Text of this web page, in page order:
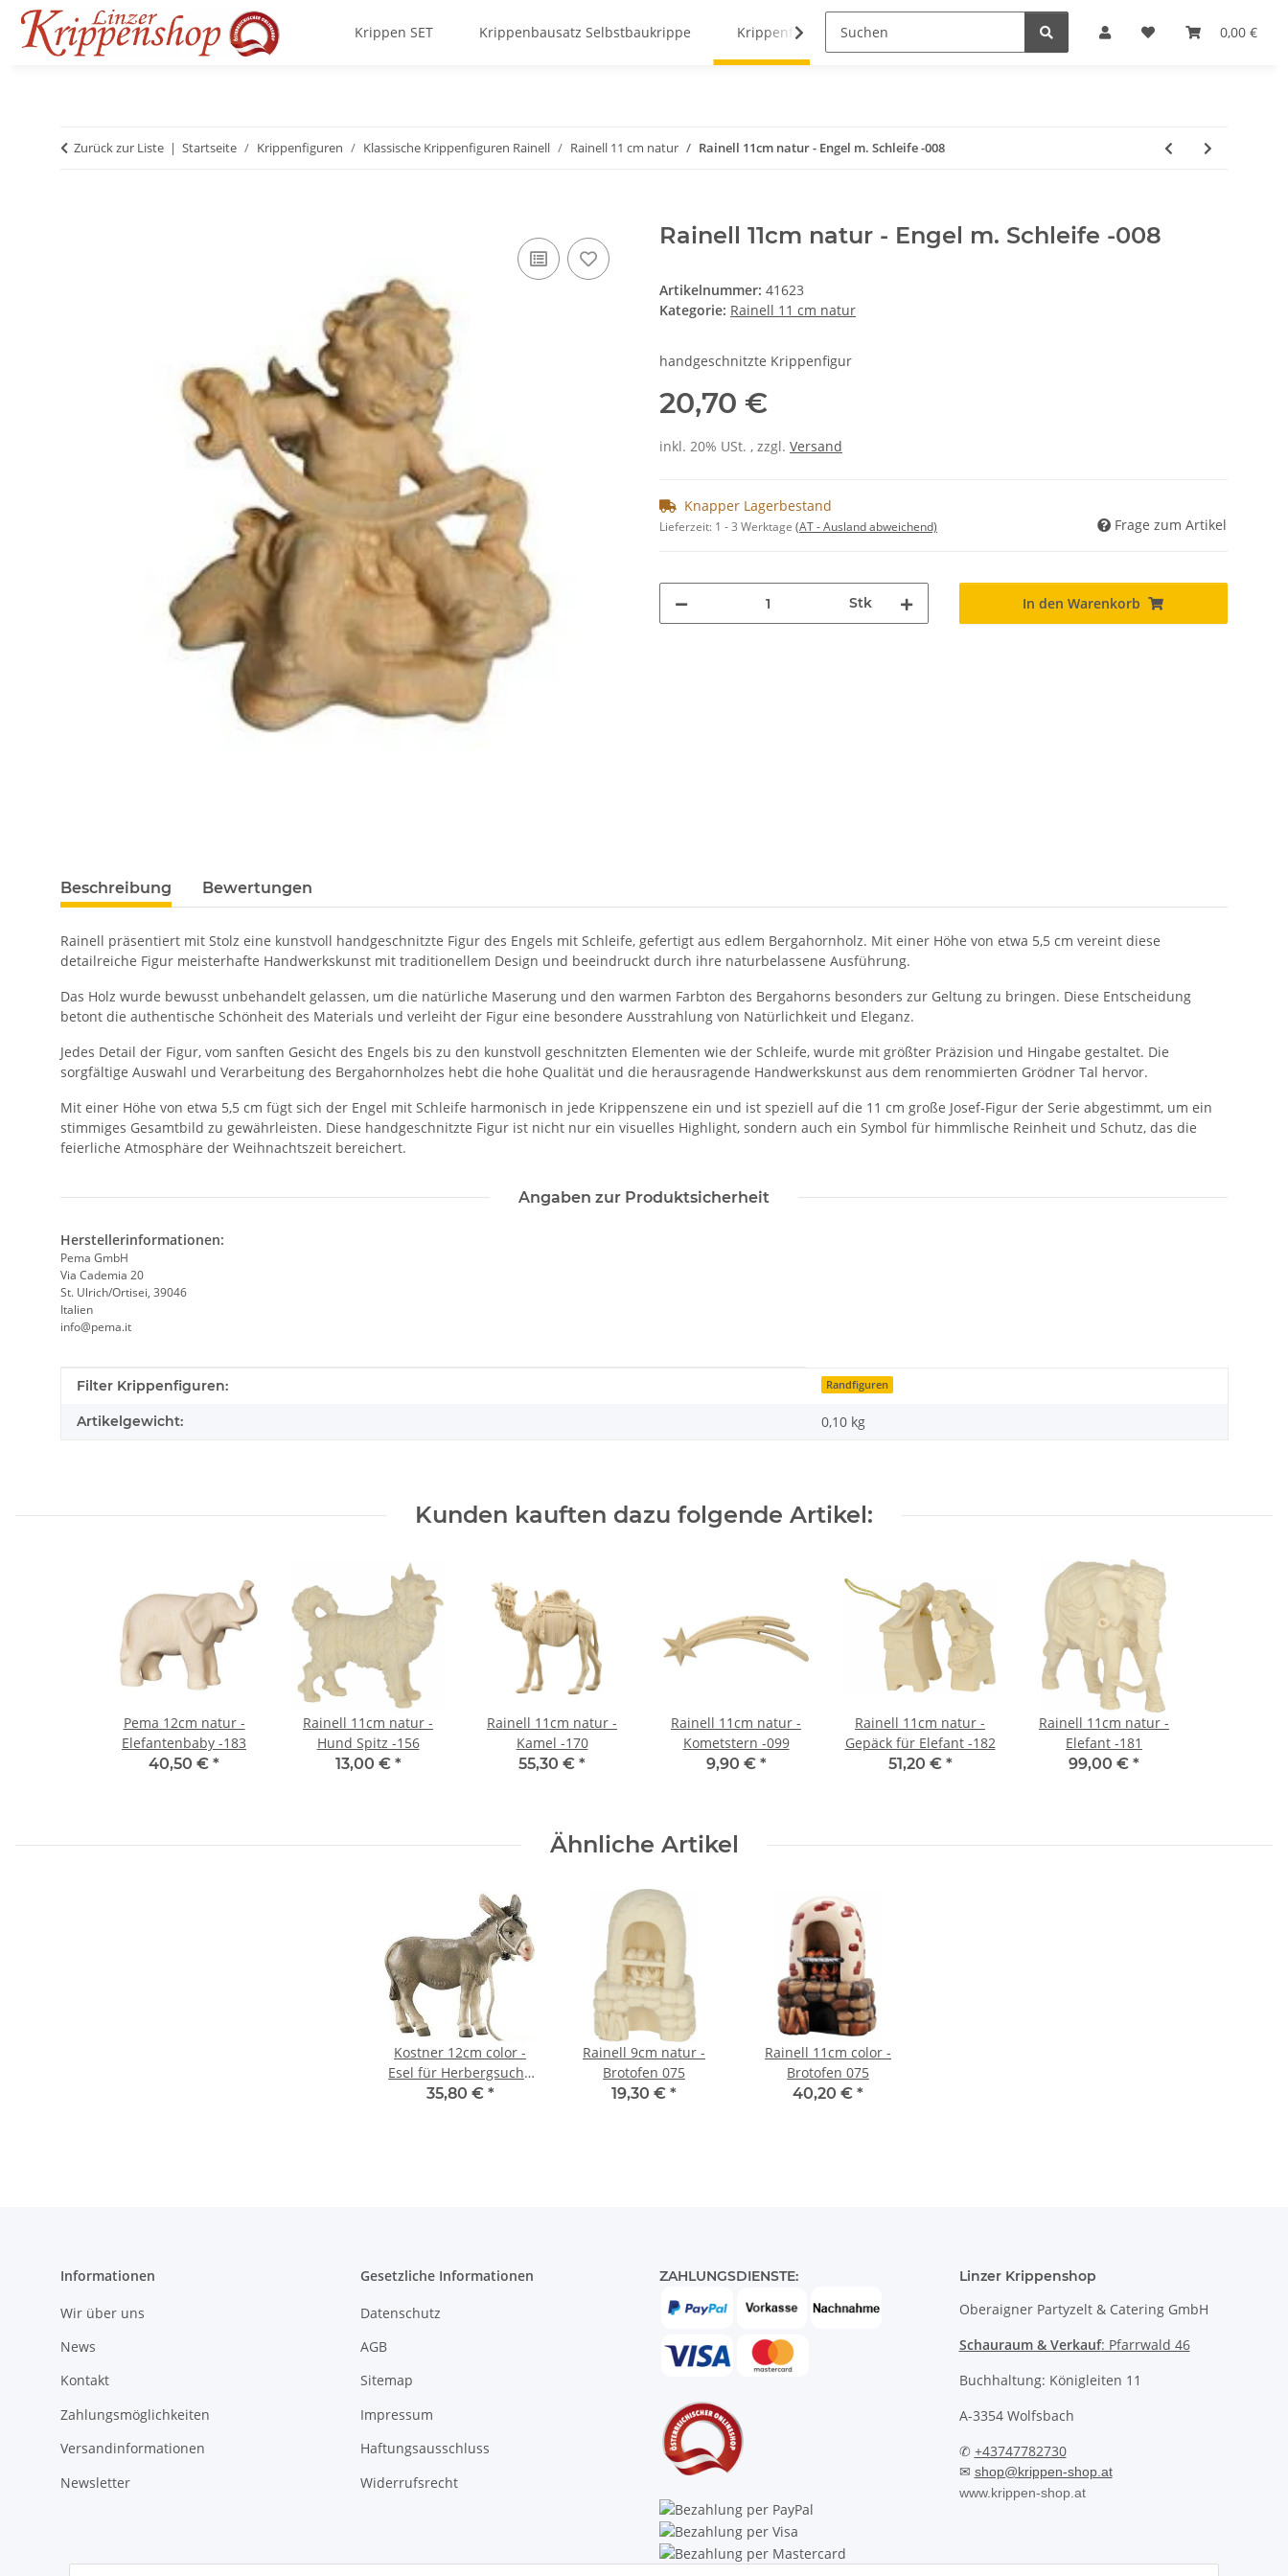
0,00 €
Krippen SET Krippenbausatz Selbstbaukrippe Krippenfiguren Krippenzubehör
Zurück zur Liste Startseite Krippenfiguren Klassische Krippenfiguren Rainell Rainell 11 cm natur Rainell 11cm natur - Engel m. Schleife -008
Rainell 11cm natur - Engel m. Schleife -008
Artikelnummer: 41623
Kategorie: Rainell 11 cm natur
handgeschnitzte Krippenfigur
20,70 €
inkl. 20% USt. , zzgl. Versand
Knapper Lagerbestand
Lieferzeit: 1 - 3 Werktage (AT - Ausland abweichend) Frage zum Artikel
Stk In den Warenkorb
Beschreibung Bewertungen
Rainell präsentiert mit Stolz eine kunstvoll handgeschnitzte Figur des Engels mit Schleife, gefertigt aus edlem Bergahornholz. Mit einer Höhe von etwa 5,5 cm vereint diese
detailreiche Figur meisterhafte Handwerkskunst mit traditionellem Design und beeindruckt durch ihre naturbelassene Ausführung.
Das Holz wurde bewusst unbehandelt gelassen, um die natürliche Maserung und den warmen Farbton des Bergahorns besonders zur Geltung zu bringen. Diese Entscheidung
betont die authentische Schönheit des Materials und verleiht der Figur eine besondere Ausstrahlung von Natürlichkeit und Eleganz.
Jedes Detail der Figur, vom sanften Gesicht des Engels bis zu den kunstvoll geschnitzten Elementen wie der Schleife, wurde mit größter Präzision und Hingabe gestaltet. Die
sorgfältige Auswahl und Verarbeitung des Bergahornholzes hebt die hohe Qualität und die herausragende Handwerkskunst aus dem renommierten Grödner Tal hervor.
Mit einer Höhe von etwa 5,5 cm fügt sich der Engel mit Schleife harmonisch in jede Krippenszene ein und ist speziell auf die 11 cm große Josef-Figur der Serie abgestimmt, um ein
stimmiges Gesamtbild zu gewährleisten. Diese handgeschnitzte Figur ist nicht nur ein visuelles Highlight, sondern auch ein Symbol für himmlische Reinheit und Schutz, das die
feierliche Atmosphäre der Weihnachtszeit bereichert.
Angaben zur Produktsicherheit
Herstellerinformationen:
Pema GmbH
Via Cademia 20
St. Ulrich/Ortisei, 39046
Italien
info@pema.it
Produkteigenschaft
Wert
Filter Krippenfiguren: Randfiguren
Artikelgewicht: 0,10 kg
Kunden kauften dazu folgende Artikel:
Pema 12cm natur -
Elefantenbaby -183
40,50 € *
Rainell 11cm natur -
Hund Spitz -156
13,00 € *
Rainell 11cm natur -
Kamel -170
55,30 € *
Rainell 11cm natur -
Kometstern -099
9,90 € *
Rainell 11cm natur -
Gepäck für Elefant -182
51,20 € *
Rainell 11cm natur -
Elefant -181
99,00 € *
Ähnliche Artikel
Kostner 12cm color -
Esel für Herbergsuche
-061
35,80 € *
Rainell 9cm natur -
Brotofen 075
19,30 € *
Rainell 11cm color -
Brotofen 075
40,20 € *
Informationen
Wir über uns
News
Kontakt
Zahlungsmöglichkeiten
Versandinformationen
Newsletter
Gesetzliche Informationen
Datenschutz
AGB
Sitemap
Impressum
Haftungsausschluss
Widerrufsrecht
ZAHLUNGSDIENSTE: Linzer Krippenshop
Oberaigner Partyzelt & Catering GmbH
Schauraum & Verkauf: Pfarrwald 46
Buchhaltung: Königleiten 11
A-3354 Wolfsbach
✆ +43747782730
✉ shop@krippen-shop.at
www.krippen-shop.at